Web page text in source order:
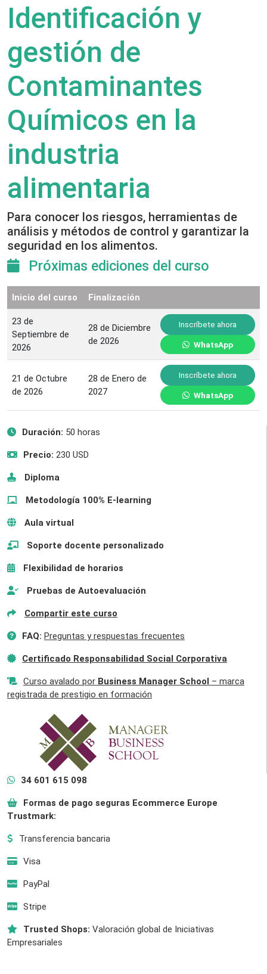
Identificación y
gestión de
Contaminantes
Químicos en la
industria
alimentaria
Para conocer los riesgos, herramientas de
análisis y métodos de control y garantizar la
seguridad en los alimentos.
Próximas ediciones del curso
Inicio del curso Finalización
23 de
Septiembre de
2026
28 de Diciembre
de 2026
Inscríbete ahora
WhatsApp
21 de Octubre
de 2026
28 de Enero de
2027
Inscríbete ahora
WhatsApp
Duración: 50 horas
Precio: 230 USD
Diploma
Metodología 100% E-learning
Aula virtual
Soporte docente personalizado
Flexibilidad de horarios
Pruebas de Autoevaluación
Compartir este curso
FAQ: Preguntas y respuestas frecuentes
Certificado Responsabilidad Social Corporativa
Curso avalado por Business Manager School – marca
registrada de prestigio en formación
34 601 615 098
Formas de pago seguras Ecommerce Europe
Trustmark:
Transferencia bancaria
Visa
PayPal
Stripe
Trusted Shops: Valoración global de Iniciativas
Empresariales